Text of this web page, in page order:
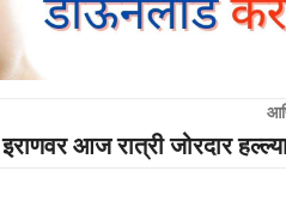
इराणवर आज रात्री जोरदार